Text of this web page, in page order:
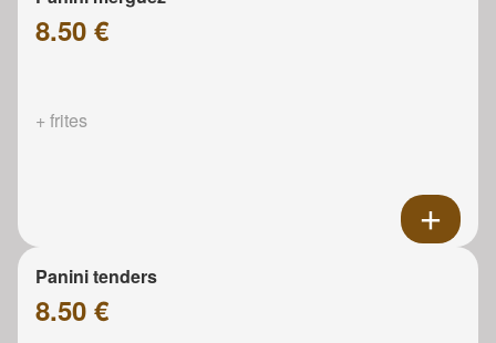
8.50 €
+ frites
Panini tenders
8.50 €